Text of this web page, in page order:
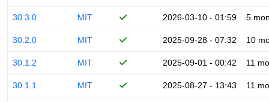
30.3.0 MIT 2026-03-10 - 01:59 5
30.2.0 MIT 2025-09-28 - 07:32 10
30.1.2 MIT 2025-09-01 - 00:42 11
30.1.1 MIT 2025-08-27 - 13:43 11